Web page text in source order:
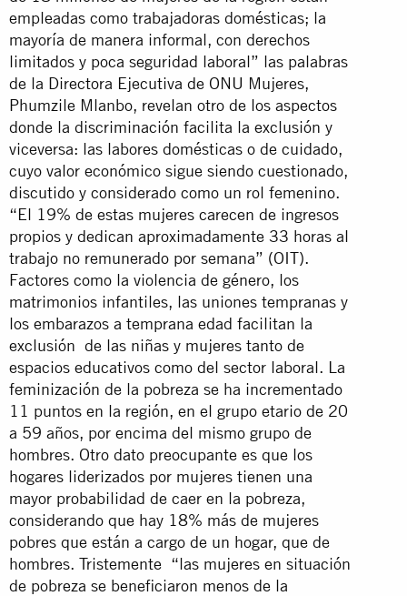
empleadas como trabajadoras domésticas; la
mayoría de manera informal, con derechos
limitados y poca seguridad laboral” las palabras
de la Directora Ejecutiva de ONU Mujeres,
Phumzile Mlanbo, revelan otro de los aspectos
donde la discriminación facilita la exclusión y
viceversa: las labores domésticas o de cuidado,
cuyo valor económico sigue siendo cuestionado,
discutido y considerado como un rol femenino.
“El 19% de estas mujeres carecen de ingresos
propios y dedican aproximadamente 33 horas al
trabajo no remunerado por semana” (OIT).
Factores como la violencia de género, los
matrimonios infantiles, las uniones tempranas y
los embarazos a temprana edad facilitan la
exclusión de las niñas y mujeres tanto de
espacios educativos como del sector laboral. La
feminización de la pobreza se ha incrementado
11 puntos en la región, en el grupo etario de 20
a 59 años, por encima del mismo grupo de
hombres. Otro dato preocupante es que los
hogares liderizados por mujeres tienen una
mayor probabilidad de caer en la pobreza,
considerando que hay 18% más de mujeres
pobres que están a cargo de un hogar, que de
hombres. Tristemente “las mujeres en situación
de pobreza se beneficiaron menos de la